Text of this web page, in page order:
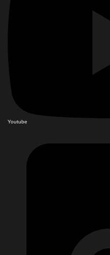
Youtube